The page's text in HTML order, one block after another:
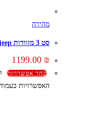
מהירה
סט 3 מזוודות jeep דגם jeep vermont
1199.00 ₪
בחר אפשרויות
האפשרויות